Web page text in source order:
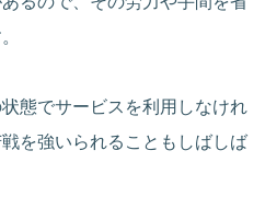
態でサービスを利用しなけれ
を強いられることもしばしば